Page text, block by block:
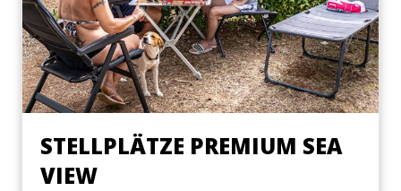
STELLPLÄTZE PREMIUM SEA
VIEW